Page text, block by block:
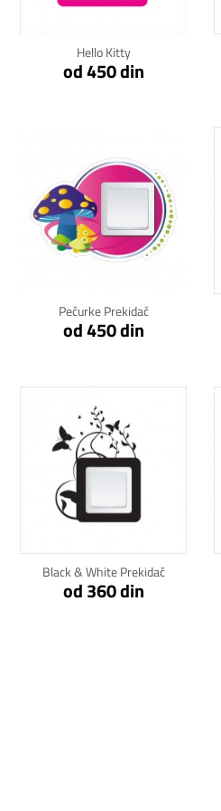
Hello Kitty
od 450 din
Pečurke Prekidač
od 450 din
Klikni za detalje
Black & White Prekidač
od 360 din
Klikni za detalje